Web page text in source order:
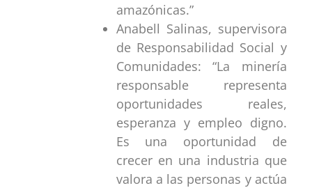
amazónicas.”
Anabell Salinas, supervisora
de Responsabilidad Social y
Comunidades: “La minería
responsable representa
oportunidades reales,
esperanza y empleo digno.
Es una oportunidad de
crecer en una industria que
valora a las personas y actúa